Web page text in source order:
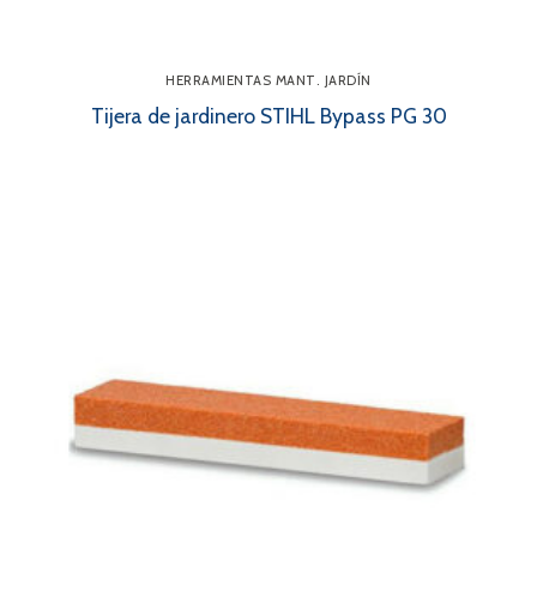
HERRAMIENTAS MANT. JARDÍN
Tijera de jardinero STIHL Bypass PG 30